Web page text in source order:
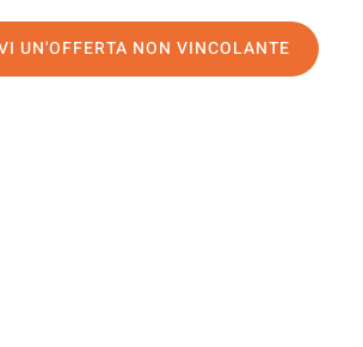
UN'OFFERTA NON VINCOLANTE